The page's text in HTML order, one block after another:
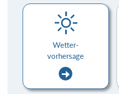
Wetter-
vorhersage